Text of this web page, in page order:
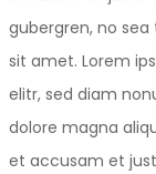
gubergren, no
sit amet. Lorem
elitr, sed diam
dolore magna
et accusam et